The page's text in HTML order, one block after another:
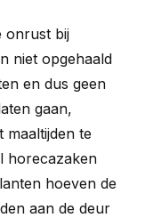
onrust bij
niet opgehaald
en dus geen
gaan,
maaltijden te
horecazaken
hoeven de
aan de deur